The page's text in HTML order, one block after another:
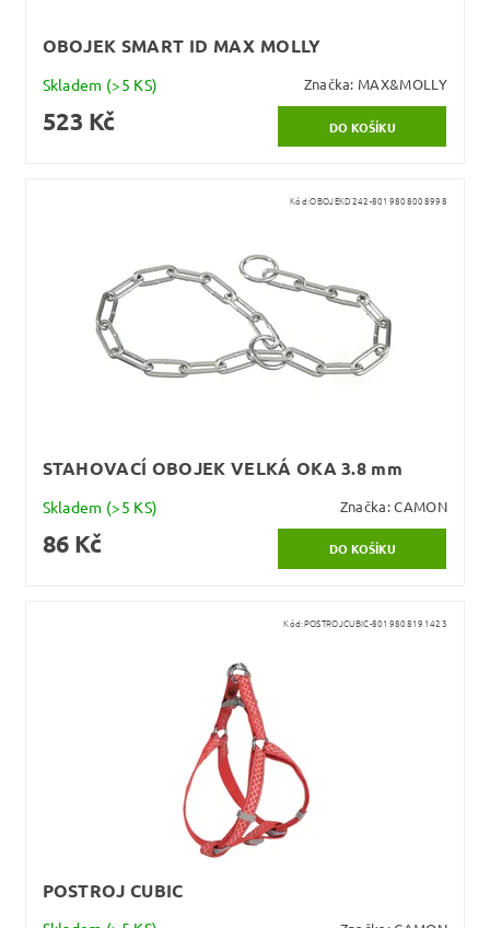
OBOJEK SMART ID MAX MOLLY
Skladem (>5 KS) Značka: MAX&MOLLY
523 Kč
Kód:OBOJEKD242-8019808008998
STAHOVACÍ OBOJEK VELKÁ OKA 3.8 mm
Skladem (>5 KS) Značka:CAMON
86 Kč
Kód:POSTROJCUBIC-8019808191423
POSTROJ CUBIC